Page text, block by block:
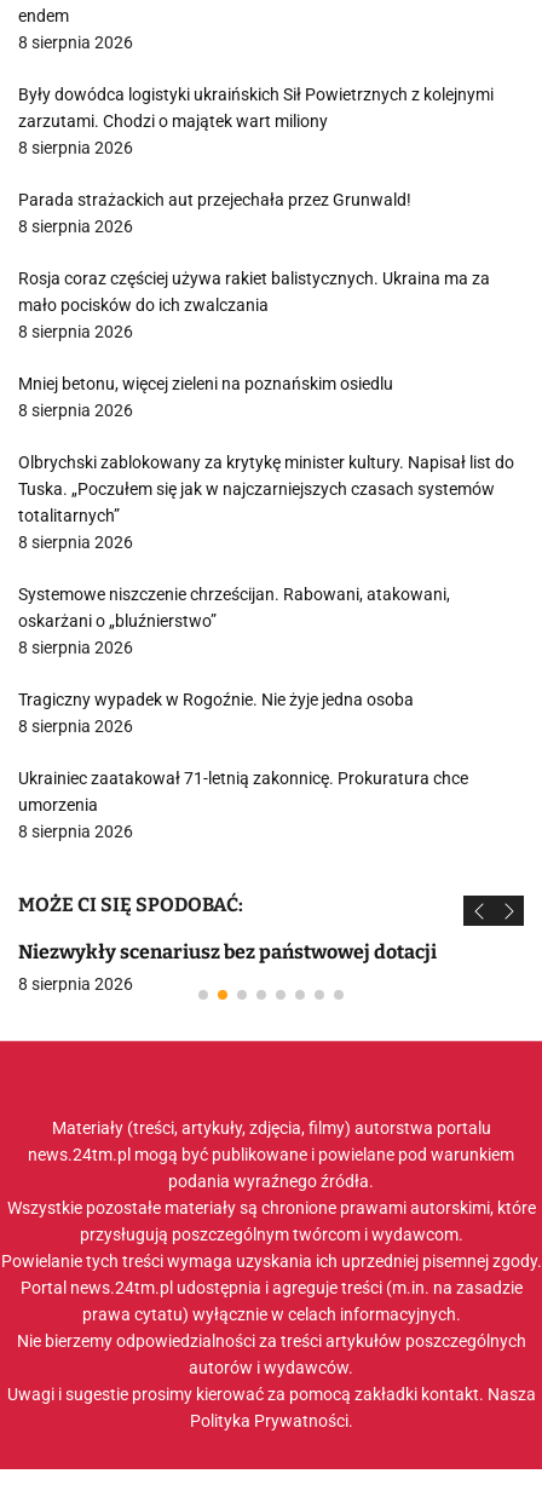
endem
8 sierpnia 2026
Były dowódca logistyki ukraińskich Sił Powietrznych z kolejnymi
zarzutami. Chodzi o majątek wart miliony
8 sierpnia 2026
Parada strażackich aut przejechała przez Grunwald!
8 sierpnia 2026
Rosja coraz częściej używa rakiet balistycznych. Ukraina ma za
mało pocisków do ich zwalczania
8 sierpnia 2026
Mniej betonu, więcej zieleni na poznańskim osiedlu
8 sierpnia 2026
Olbrychski zablokowany za krytykę minister kultury. Napisał list do
Tuska. „Poczułem się jak w najczarniejszych czasach systemów
totalitarnych”
8 sierpnia 2026
Systemowe niszczenie chrześcijan. Rabowani, atakowani,
oskarżani o „bluźnierstwo”
8 sierpnia 2026
Tragiczny wypadek w Rogoźnie. Nie żyje jedna osoba
8 sierpnia 2026
Ukrainiec zaatakował 71-letnią zakonnicę. Prokuratura chce
umorzenia
8 sierpnia 2026
MOŻE CI SIĘ SPODOBAĆ:
Niezwykły scenariusz bez państwowej dotacji
8 sierpnia 2026
Materiały (treści, artykuły, zdjęcia, filmy) autorstwa portalu
news.24tm.pl mogą być publikowane i powielane pod warunkiem
podania wyraźnego źródła.
Wszystkie pozostałe materiały są chronione prawami autorskimi, które
przysługują poszczególnym twórcom i wydawcom.
Powielanie tych treści wymaga uzyskania ich uprzedniej pisemnej zgody.
Portal news.24tm.pl udostępnia i agreguje treści (m.in. na zasadzie
prawa cytatu) wyłącznie w celach informacyjnych.
Nie bierzemy odpowiedzialności za treści artykułów poszczególnych
autorów i wydawców.
Uwagi i sugestie prosimy kierować za pomocą zakładki kontakt. Nasza
Polityka Prywatności.